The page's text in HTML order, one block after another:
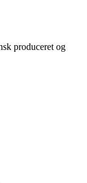
produceret og